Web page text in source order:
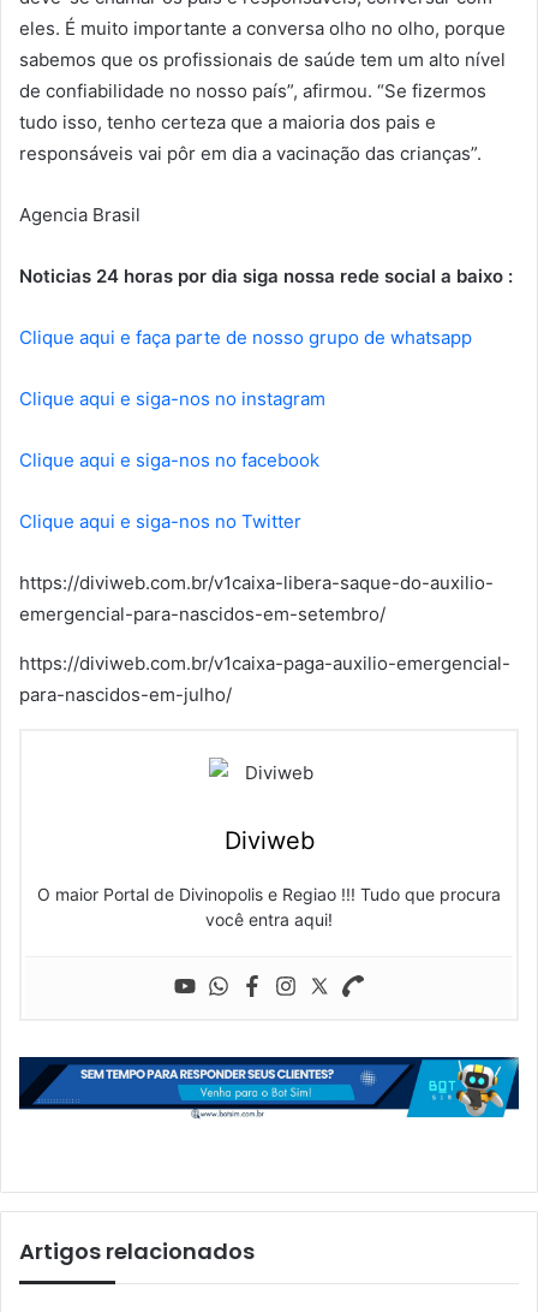
eles. É muito importante a conversa olho no olho, porque
sabemos que os profissionais de saúde tem um alto nível
de confiabilidade no nosso país”, afirmou. “Se fizermos
tudo isso, tenho certeza que a maioria dos pais e
responsáveis vai pôr em dia a vacinação das crianças”.
Agencia Brasil
Noticias 24 horas por dia siga nossa rede social a baixo :
Clique aqui e faça parte de nosso grupo de whatsapp
Clique aqui e siga-nos no instagram
Clique aqui e siga-nos no facebook
Clique aqui e siga-nos no Twitter
https://diviweb.com.br/v1caixa-libera-saque-do-auxilio-
emergencial-para-nascidos-em-setembro/
https://diviweb.com.br/v1caixa-paga-auxilio-emergencial-
para-nascidos-em-julho/
Diviweb
O maior Portal de Divinopolis e Regiao !!! Tudo que procura
você entra aqui!
Artigos relacionados